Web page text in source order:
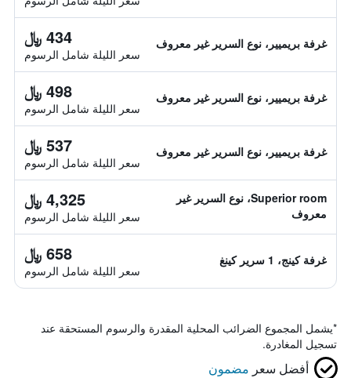
غرفة بريميير، نوع السرير غير معروف 434 ﷼
سعر الليلة شامل الرسوم
غرفة بريميير، نوع السرير غير معروف 498 ﷼
سعر الليلة شامل الرسوم
غرفة بريميير، نوع السرير غير معروف 537 ﷼
سعر الليلة شامل الرسوم
Superior room، نوع السرير غير
معروف
4,325 ﷼
سعر الليلة شامل الرسوم
غرفة كينج، 1 سرير كينغ 658 ﷼
سعر الليلة شامل الرسوم
*يشمل المجموع الضرائب المحلية المقدرة والرسوم المستحقة عند
تسجيل المغادرة.
أفضل سعر مضمون